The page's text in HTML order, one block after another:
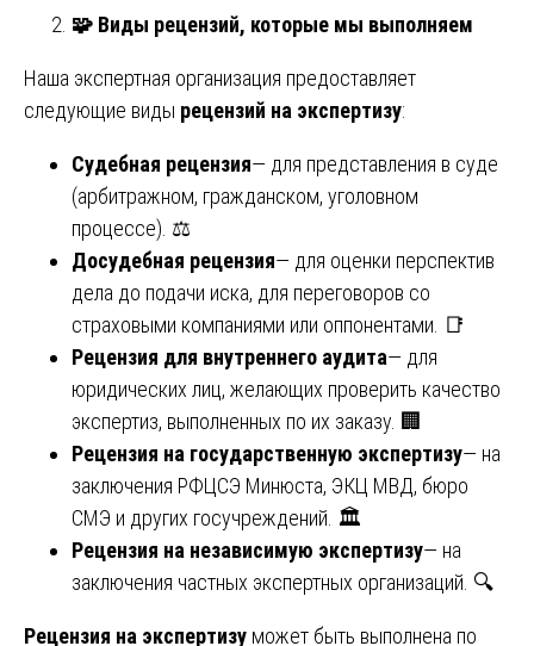
🧩 Виды рецензий, которые мы выполняем
Наша экспертная организация предоставляет
следующие виды рецензий на экспертизу:
Судебная рецензия— для представления в суде
(арбитражном, гражданском, уголовном
процессе). ⚖️
Досудебная рецензия— для оценки перспектив
дела до подачи иска, для переговоров со
страховыми компаниями или оппонентами. 📑
Рецензия для внутреннего аудита— для
юридических лиц, желающих проверить качество
экспертиз, выполненных по их заказу. 🏢
Рецензия на государственную экспертизу— на
заключения РФЦСЭ Минюста, ЭКЦ МВД, бюро
СМЭ и других госучреждений. 🏛️
Рецензия на независимую экспертизу— на
заключения частных экспертных организаций. 🔍
Рецензия на экспертизу может быть выполнена по